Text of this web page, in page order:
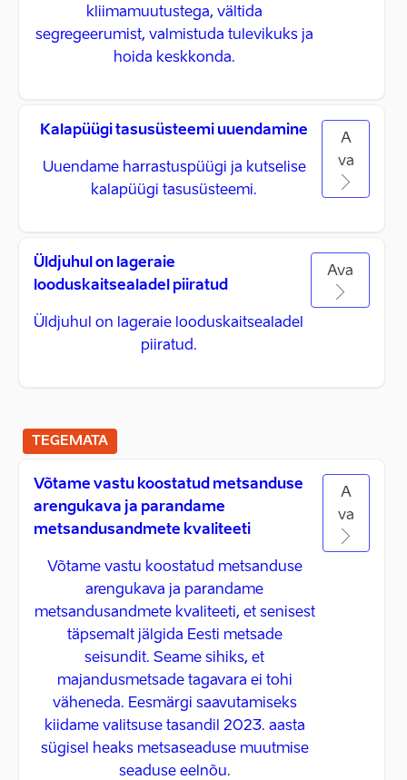
kliimamuutustega, vältida
segregeerumist, valmistuda tulevikuks ja
hoida keskkonda.
Kalapüügi tasusüsteemi uuendamine
Uuendame harrastuspüügi ja kutselise
kalapüügi tasusüsteemi.
A
va
Üldjuhul on lageraie
looduskaitsealadel piiratud
Üldjuhul on lageraie looduskaitsealadel
piiratud.
Ava
TEGEMATA
Võtame vastu koostatud metsanduse
arengukava ja parandame
metsandusandmete kvaliteeti
Võtame vastu koostatud metsanduse
arengukava ja parandame
metsandusandmete kvaliteeti, et senisest
täpsemalt jälgida Eesti metsade
seisundit. Seame sihiks, et
majandusmetsade tagavara ei tohi
väheneda. Eesmärgi saavutamiseks
kiidame valitsuse tasandil 2023. aasta
sügisel heaks metsaseaduse muutmise
seaduse eelnõu.
A
va